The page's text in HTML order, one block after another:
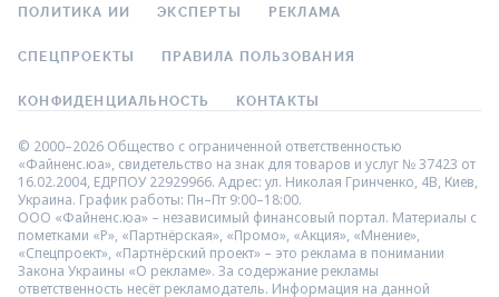
ПОЛИТИКА ИИ ЭКСПЕРТЫ РЕКЛАМА
СПЕЦПРОЕКТЫ ПРАВИЛА ПОЛЬЗОВАНИЯ
КОНФИДЕНЦИАЛЬНОСТЬ КОНТАКТЫ
© 2000–2026 Общество с ограниченной ответственностью
«Файненс.юа», свидетельство на знак для товаров и услуг № 37423 от
16.02.2004, ЕДРПОУ 22929966. Адрес: ул. Николая Гринченко, 4В, Киев,
Украина. График работы: Пн–Пт 9:00–18:00.
ООО «Файненс.юа» – независимый финансовый портал. Материалы с
пометками «Р», «Партнёрская», «Промо», «Акция», «Мнение»,
«Спецпроект», «Партнёрский проект» – это реклама в понимании
Закона Украины «О рекламе». За содержание рекламы
ответственность несёт рекламодатель. Информация на данной